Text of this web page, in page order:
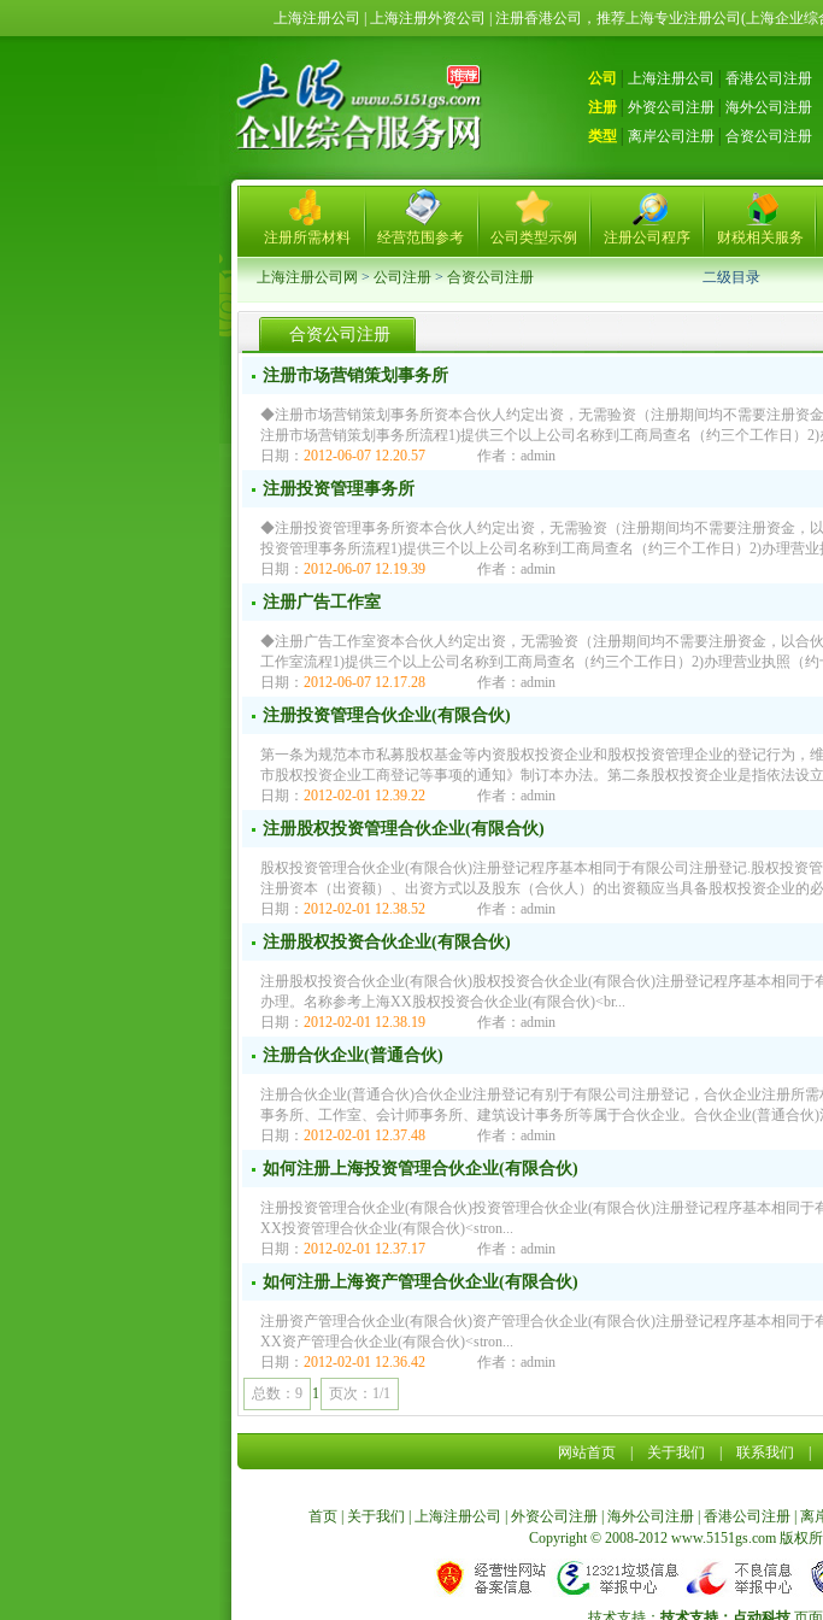
上海注册公司 | 上海注册外资公司 | 注册香港公司，推荐上海专业注册公司(上海企业综
公司 上海注册公司
香港公司注册
注册
外资公司注册
海外公司注册
类型
离岸公司注册 合资公司注册
注册所需材料 经营范围参考 公司类型示例 注册公司程序 财税相关服务
上海注册公司网>公司注册>合资公司注册 二级目录
合资公司注册
注册市场营销策划事务所
◆注册市场营销策划事务所资本合伙人约定出资，无需验资（注册期间均不需要注册资
注册市场营销策划事务所流程1)提供三个以上公司名称到工商局查名（约三个工作日）
日期： 2012-06-07 12.20.57 作者：admin
注册投资管理事务所
◆注册投资管理事务所资本合伙人约定出资，无需验资（注册期间均不需要注册资金，
投资管理事务所流程1)提供三个以上公司名称到工商局查名（约三个工作日）2)办理营
日期： 2012-06-07 12.19.39 作者：admin
注册广告工作室
◆注册广告工作室资本合伙人约定出资，无需验资（注册期间均不需要注册资金，以合
工作室流程1)提供三个以上公司名称到工商局查名（约三个工作日）2)办理营业执照（
日期： 2012-06-07 12.17.28 作者：admin
注册投资管理合伙企业(有限合伙)
第一条为规范本市私募股权基金等内资股权投资企业和股权投资管理企业的登记行为，
市股权投资企业工商登记等事项的通知》制订本办法。第二条股权投资企业是指依法设
日期： 2012-02-01 12.39.22 作者：admin
注册股权投资管理合伙企业(有限合伙)
股权投资管理合伙企业(有限合伙)注册登记程序基本相同于有限公司注册登记.股权投资
注册资本（出资额）、出资方式以及股东（合伙人）的出资额应当具备股权投资企业的
日期： 2012-02-01 12.38.52 作者：admin
注册股权投资合伙企业(有限合伙)
注册股权投资合伙企业(有限合伙)股权投资合伙企业(有限合伙)注册登记程序基本相同于
办理。名称参考上海XX股权投资合伙企业(有限合伙)<br...
日期： 2012-02-01 12.38.19 作者：admin
注册合伙企业(普通合伙)
注册合伙企业(普通合伙)合伙企业注册登记有别于有限公司注册登记，合伙企业注册所
事务所、工作室、会计师事务所、建筑设计事务所等属于合伙企业。合伙企业(普通合
日期： 2012-02-01 12.37.48 作者：admin
如何注册上海投资管理合伙企业(有限合伙)
注册投资管理合伙企业(有限合伙)投资管理合伙企业(有限合伙)注册登记程序基本相同于
XX投资管理合伙企业(有限合伙)<stron...
日期： 2012-02-01 12.37.17 作者：admin
如何注册上海资产管理合伙企业(有限合伙)
注册资产管理合伙企业(有限合伙)资产管理合伙企业(有限合伙)注册登记程序基本相同于
XX资产管理合伙企业(有限合伙)<stron...
日期： 2012-02-01 12.36.42
作者：admin
总数：9
1 页次：1/1
网站首页 关于我们 联系我们
首页 关于我们 上海注册公司 外资公司注册 海外公司注册 香港公司注册 离
Copyright © 2008-2012 www.5151gs.com 版权